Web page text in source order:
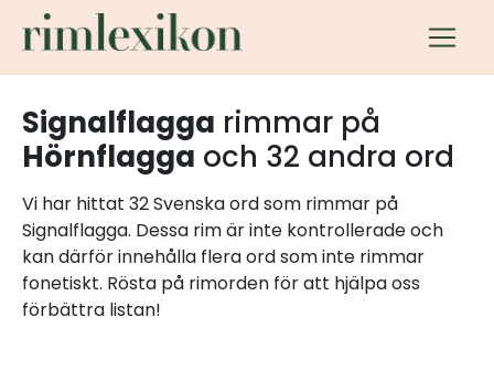
Signalflagga rimmar på
Hörnflagga och 32 andra ord
Vi har hittat 32 Svenska ord som rimmar på
Signalflagga. Dessa rim är inte kontrollerade och
kan därför innehålla flera ord som inte rimmar
fonetiskt. Rösta på rimorden för att hjälpa oss
förbättra listan!